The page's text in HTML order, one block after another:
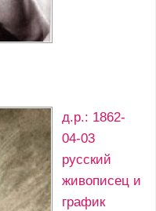
д.р.: 1862-
04-03
русский
живописец и
график